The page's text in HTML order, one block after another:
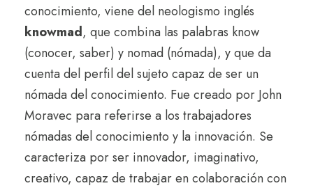
conocimiento, viene del neologismo inglés
knowmad, que combina las palabras know
(conocer, saber) y nomad (nómada), y que da
cuenta del perfil del sujeto capaz de ser un
nómada del conocimiento. Fue creado por John
Moravec para referirse a los trabajadores
nómadas del conocimiento y la innovación. Se
caracteriza por ser innovador, imaginativo,
creativo, capaz de trabajar en colaboración con